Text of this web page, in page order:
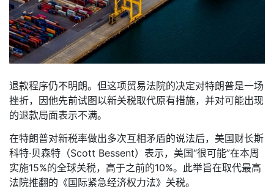
退款程序仍不明朗。但这项贸易法院的决定对特朗普是一场
挫折，因他先前试图以新关税取代原有措施，并对可能出现
的退款局面表示不满。
在特朗普对新税率做出多次互相矛盾的说法后，美国财长斯
科特·贝森特（Scott Bessent）表示，美国“很可能”在本周
实施15%的全球关税，高于之前的10%。此举旨在取代最高
法院推翻的《国际紧急经济权力法》关税。